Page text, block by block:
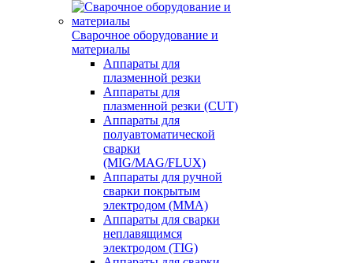
Сварочное оборудование и
материалы
Аппараты для
плазменной резки
Аппараты для
плазменной резки (CUT)
Аппараты для
полуавтоматической
сварки
(MIG/MAG/FLUX)
Аппараты для ручной
сварки покрытым
электродом (MMA)
Аппараты для сварки
неплавящимся
электродом (TIG)